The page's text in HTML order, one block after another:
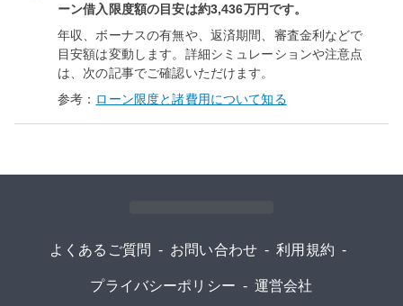
ーン借入限度額の目安は約3,436万円です。
年収、ボーナスの有無や、返済期間、審査金利などで
目安額は変動します。詳細シミュレーションや注意点
は、次の記事でご確認いただけます。
参考： ローン限度と諸費用について知る
よくあるご質問 - お問い合わせ - 利用規約 -
プライバシーポリシー - 運営会社